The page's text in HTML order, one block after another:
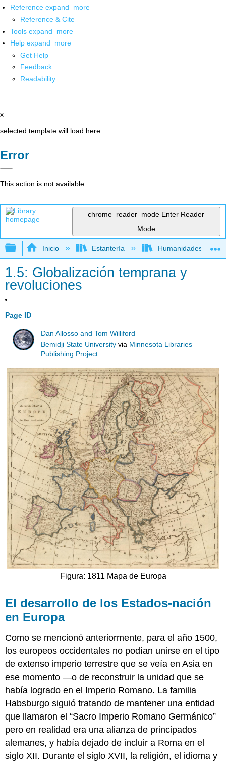
Reference expand_more
Reference & Cite
Tools expand_more
Help expand_more
Get Help
Feedback
Readability
x
selected template will load here
Error
This action is not available.
chrome_reader_mode Enter Reader
Mode
Expandir/contraer jerarquía global
Inicio Estantería Humanidades
1.5: Globalización temprana y
revoluciones
Page ID
Dan Allosso and Tom Williford
Bemidji State University via Minnesota Libraries
Publishing Project
Figura: 1811 Mapa de Europa
El desarrollo de los Estados-nación
en Europa
Como se mencionó anteriormente, para el año 1500,
los europeos occidentales no podían unirse en el tipo
de extenso imperio terrestre que se veía en Asia en
ese momento —o de reconstruir la unidad que se
había logrado en el Imperio Romano. La familia
Habsburgo siguió tratando de mantener una entidad
que llamaron el “Sacro Imperio Romano Germánico”
pero en realidad era una alianza de principados
alemanes, y había dejado de incluir a Roma en el
siglo XII. Durante el siglo XVII, la religión, el idioma y